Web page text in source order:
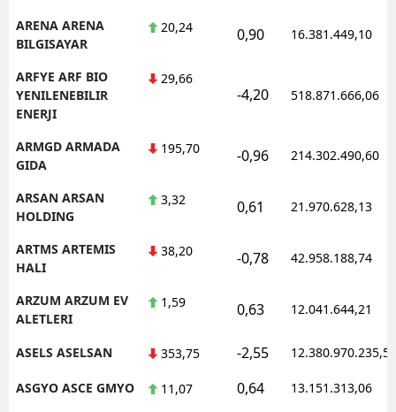
ARENA ARENA
BILGISAYAR
20,24 0,90 16.381.449,10
ARFYE ARF BIO
YENILENEBILIR
ENERJI
29,66
-4,20 518.871.666,06
ARMGD ARMADA
GIDA
195,70 -0,96 214.302.490,60
ARSAN ARSAN
HOLDING
3,32 0,61 21.970.628,13
ARTMS ARTEMIS
HALI
38,20 -0,78 42.958.188,74
ARZUM ARZUM EV
ALETLERI
1,59 0,63 12.041.644,21
ASELS ASELSAN 353,75 -2,55 12.380.970.235,50
ASGYO ASCE GMYO 11,07 0,64 13.151.313,06